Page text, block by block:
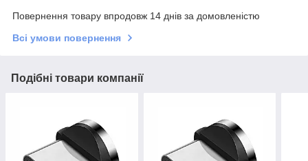
Повернення товару впродовж 14 днів за домовленістю
Всі умови повернення
Подібні товари компанії